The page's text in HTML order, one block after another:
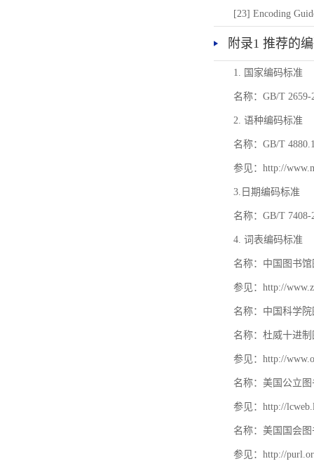
[23] Encoding
附录1 推荐的
1. 国家编码标准
名称：GB/T
2. 语种编码标准
名称：GB/T
参见：http://
3.日期编码标准
名称：GB/T
4. 词表编码标准
名称：中国图书
参见：http://
名称：中国科学
名称：杜威十进
参见：http://
名称：美国公立
参见：http://
名称：美国国会
参见：http://